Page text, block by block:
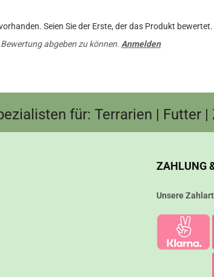
Seien Sie der Erste, der das Produkt bewertet.
abgeben zu können. Anmelden
für: Terrarien | Futter
ZAHLUNG
Unsere